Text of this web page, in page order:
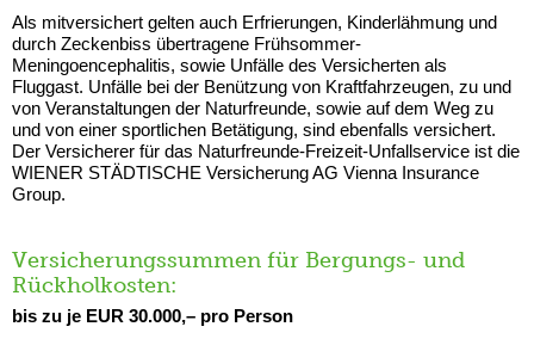
Als mitversichert gelten auch Erfrierungen, Kinderlähmung und
durch Zeckenbiss übertragene Frühsommer-
Meningoencephalitis, sowie Unfälle des Versicherten als
Fluggast. Unfälle bei der Benützung von Kraftfahrzeugen, zu und
von Veranstaltungen der Naturfreunde, sowie auf dem Weg zu
und von einer sportlichen Betätigung, sind ebenfalls versichert.
Der Versicherer für das Naturfreunde-Freizeit-Unfallservice ist die
WIENER STÄDTISCHE Versicherung AG Vienna Insurance
Group.
Versicherungssummen für Bergungs- und
Rückholkosten:
bis zu je EUR 30.000,– pro Person